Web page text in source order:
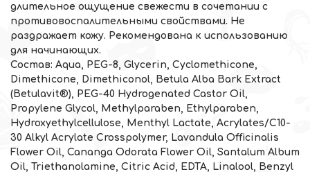
длительное ощущение свежести в сочетании с
противовоспалительными свойствами. Не
раздражает кожу. Рекомендована к использованию
для начинающих.
Состав: Aqua, PEG-8, Glycerin, Cyclomethicone,
Dimethicone, Dimethiconol, Betula Alba Bark Extract
(Betulavit®), PEG-40 Hydrogenated Castor Oil,
Propylene Glycol, Methylparaben, Ethylparaben,
Hydroxyethylcellulose, Menthyl Lactate, Acrylates/С10-
30 Alkyl Acrylate Crosspolymer, Lavandula Officinalis
Flower Oil, Cananga Odorata Flower Oil, Santalum Album
Oil, Triethanolamine, Citric Acid, EDTA, Linalool, Benzyl